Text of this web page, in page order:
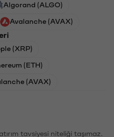
Algorand (ALGO)
Avalanche (AVAX)
(XRP)
(ETH)
(AVAX)
tavsiyesi niteliği taşımaz.